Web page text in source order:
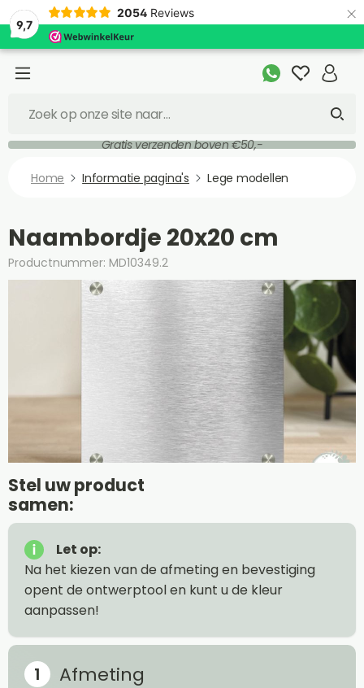
9,7
2054 Reviews ×
Gratis verzenden boven €50,-
Home Informatie pagina's Lege modellen
Naambordje 20x20 cm
Productnummer: MD10349.2
Stel uw product
samen:
Let op:
Na het kiezen van de afmeting en bevestiging
opent de ontwerptool en kunt u de kleur
aanpassen!
Afmeting